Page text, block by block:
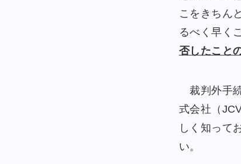
こをきちん
るべく早く
否したこと
裁判外手
式会社（
しく知って
い。